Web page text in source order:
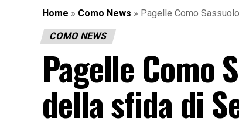
Home » Como News » Pagelle Como
COMO NEWS
Pagelle Como
della sfida di